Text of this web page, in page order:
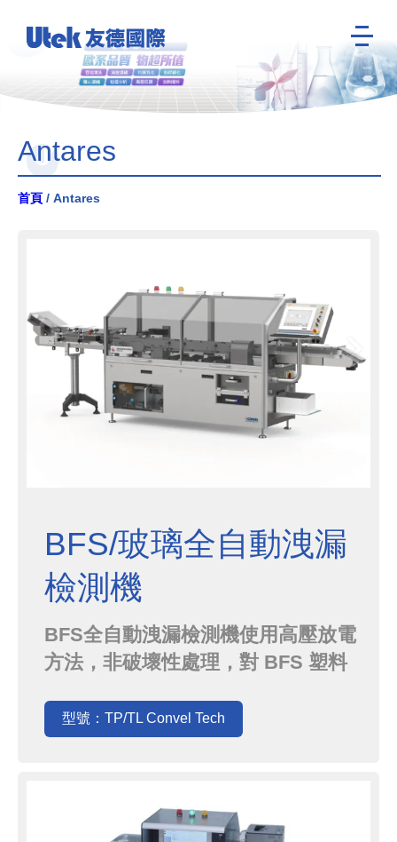
Antares
首頁 / Antares
BFS/玻璃全自動洩漏
檢測機
BFS全自動洩漏檢測機使用高壓放電
方法，非破壞性處理，對 BFS 塑料
Strips從上游機器通過傳送帶到達，
經水平位置反轉。 氣缸自動將每個條
於不同區域的站點進行測試。檢測方
型號：TP/TL Convel Tech